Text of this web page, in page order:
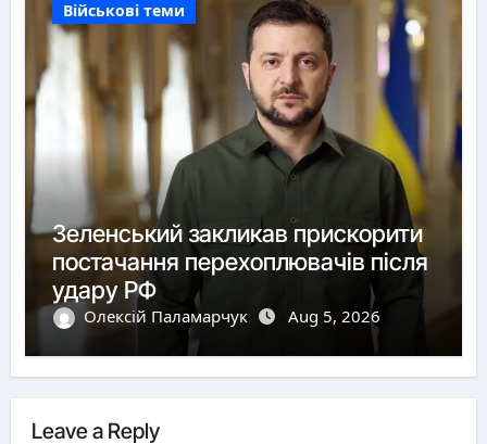
Військові теми
Зеленський закликав прискорити
постачання перехоплювачів після
удару РФ
Олексій Паламарчук Aug 5, 2026
Leave a Reply